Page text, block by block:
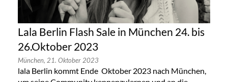
Lala Berlin Flash Sale in München 24. bis
26.Oktober 2023
München, 21. Oktober 2023
lala Berlin kommt Ende Oktober 2023 nach München,